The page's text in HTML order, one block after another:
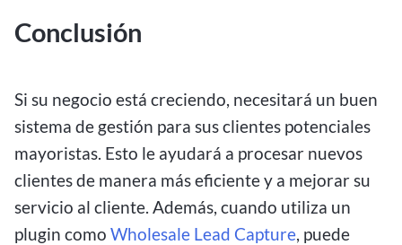
Conclusión
Si su negocio está creciendo, necesitará un buen
sistema de gestión para sus clientes potenciales
mayoristas. Esto le ayudará a procesar nuevos
clientes de manera más eficiente y a mejorar su
servicio al cliente. Además, cuando utiliza un
plugin como Wholesale Lead Capture, puede